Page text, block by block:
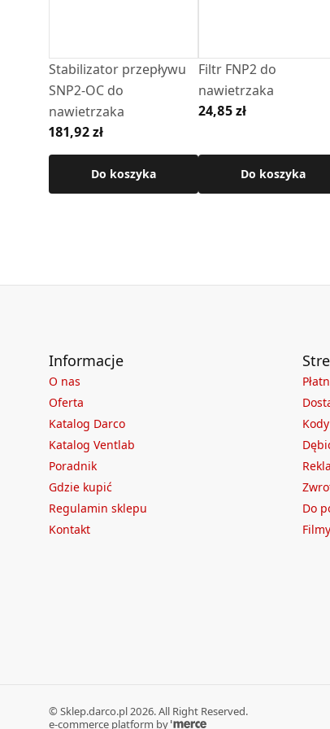
• Wymiary kanału: 75 × 594 mm
• Zakres regulacji długości (budowa
• Kanał prostokatny: Wykonany z
• Element zewnętrzny; Czerpnia
• Element wewnętrzny; Żaluzja w
Szczegółowe wymiary, dane
Stabilizator przepływu
SNP2-OC do
nawietrzaka
181,92 zł
Do koszyka
Filtr FNP2 do
nawietrzaka
24,85 zł
Do koszyka
Informacje
O nas
Oferta
Katalog Darco
Katalog Ventlab
Poradnik
Gdzie kupić
Regulamin sklepu
Kontakt
Do
© Sklep.darco.pl 2026. All Right Reserved.
e-commerce platform by